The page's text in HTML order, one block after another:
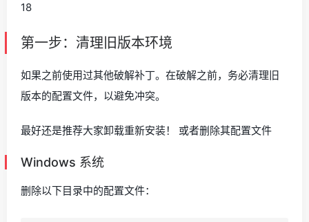
18
第一步：清理旧版本环境
如果之前使用过其他破解补丁。在破解之前，务必清理旧
版本的配置文件，以避免冲突。
最好还是推荐大家卸载重新安装！ 或者删除其配置文件
Windows 系统
删除以下目录中的配置文件：